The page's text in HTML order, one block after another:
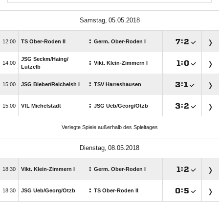
 
 TS Ober-Roden II : Germ. Ober-Roden I :

JSG Seckm/​Haing/​
Lützelb
: Vikt. Klein-Zimmern I  :
 JSG Bieber/​Reichelsh I : TSV Harreshausen :
 VfL Michelstadt : JSG Ueb/​Georg/​Otzb :
Verlegte Spiele außerhalb des Spieltages
 
 Vikt. Klein-Zimmern I : Germ. Ober-Roden I  :
 JSG Ueb/​Georg/​Otzb : TS Ober-Roden II :